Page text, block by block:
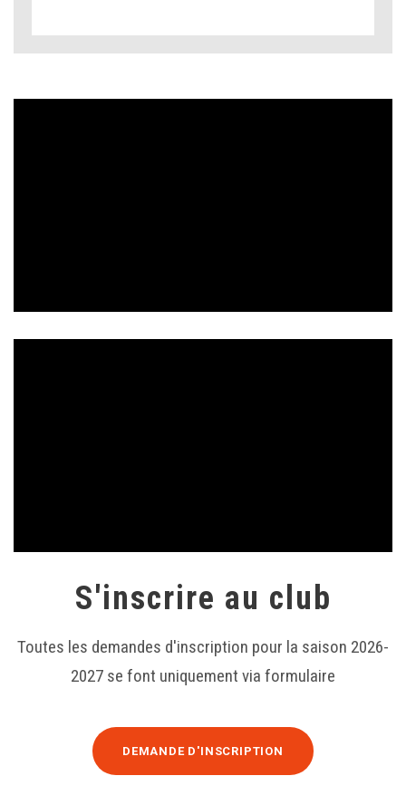
S'inscrire au club
Toutes les demandes d'inscription pour la saison 2026-
2027 se font uniquement via formulaire
DEMANDE D'INSCRIPTION